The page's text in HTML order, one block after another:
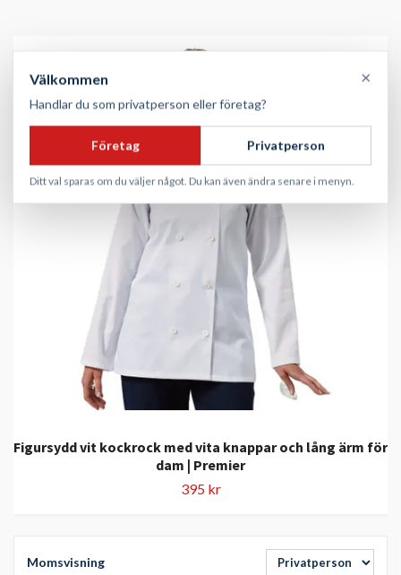
Momsvisning
Figursydd vit kockrock med vita knappar och lång ärm för
dam | Premier
395 kr
Välkommen ×
Handlar du som privatperson eller företag?
Företag Privatperson
Ditt val sparas om du väljer något. Du kan även ändra senare i menyn.